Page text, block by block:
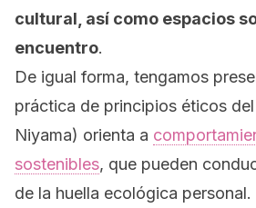
cultural, así como espacios
encuentro.
De igual forma, tengamos
práctica de principios éticos
Niyama) orienta a
sostenibles, que pueden
de la huella ecológica